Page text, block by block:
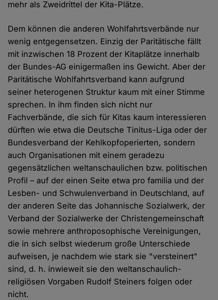
mehr als Zweidrittel der Kita-Plätze.
Dem können die anderen Wohlfahrtsverbände nur
wenig entgegensetzen. Einzig der Paritätische fällt
mit inzwischen 18 Prozent der Kitaplätze innerhalb
der Bundes-AG einigermaßen ins Gewicht. Aber der
Paritätische Wohlfahrtsverband kann aufgrund
seiner heterogenen Struktur kaum mit einer Stimme
sprechen. In ihm finden sich nicht nur
Fachverbände, die sich für Kitas kaum interessieren
dürften wie etwa die Deutsche Tinitus-Liga oder der
Bundesverband der Kehlkopfoperierten, sondern
auch Organisationen mit einem geradezu
gegensätzlichen weltanschaulichen bzw. politischen
Profil – auf der einen Seite etwa pro familia und der
Lesben- und Schwulenverband in Deutschland, auf
der anderen Seite das Johannische Sozialwerk, der
Verband der Sozialwerke der Christengemeinschaft
sowie mehrere anthroposophische Vereinigungen,
die in sich selbst wiederum große Unterschiede
aufweisen, je nachdem wie stark sie "versteinert"
sind, d. h. inwieweit sie den weltanschaulich-
religiösen Vorgaben Rudolf Steiners folgen oder
nicht.